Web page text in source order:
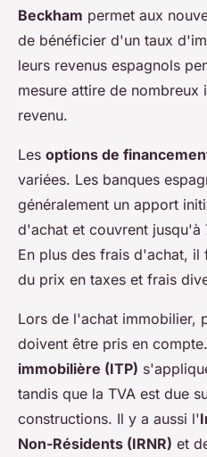
Beckham permet aux
de bénéficier d'un taux
leurs revenus espagnols
mesure attire de nombreux
revenu.
Les options de
variées. Les banques
généralement un apport
d'achat et couvrent jusqu'à
En plus des frais d'achat, il
du prix en taxes et frais
Lors de l'achat immobilier,
doivent être pris en
immobilière (ITP)
tandis que la TVA est due
constructions. Il y a aussi l'
Non-Résidents (IRNR) et